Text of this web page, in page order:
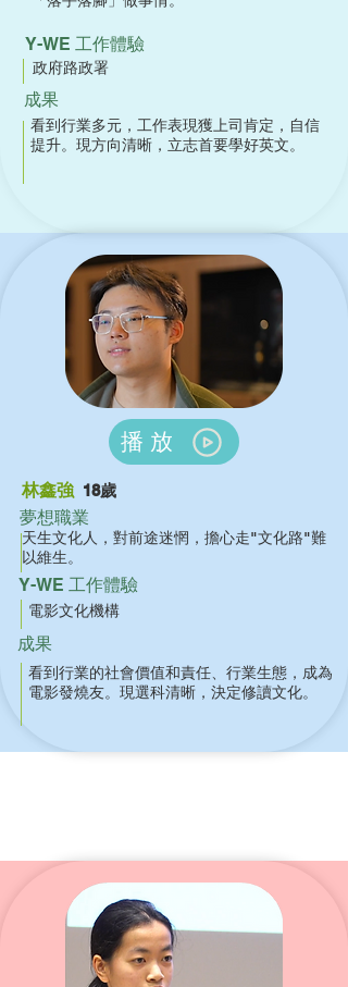
Y-WE 工作體驗
政府路政署
成果
看到行業多元，工作表現獲上司肯定，自信
提升。現方向清晰，立志首要學好英文。
播放
林鑫強 18歲
夢想職業
天生文化人，對前途迷惘，擔心走"文化路"難
以維生。
Y-WE 工作體驗
電影文化機構
成果
看到行業的社會價值和責任、行業生態，成為
電影發燒友。現選科清晰，決定修讀文化。